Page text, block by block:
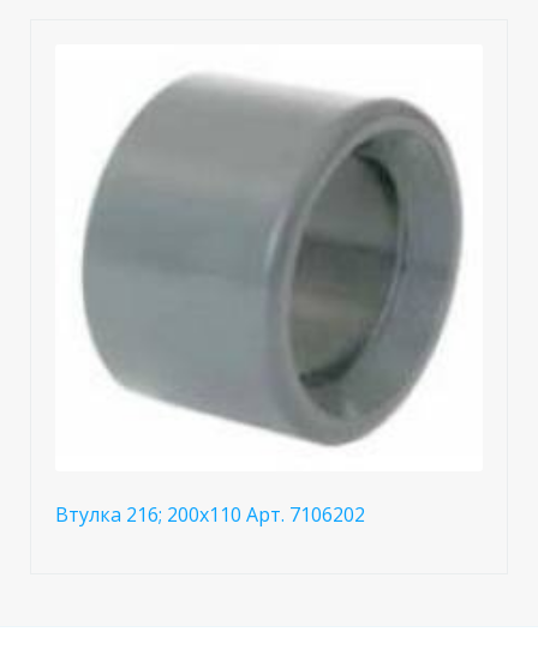
Втулка 216; 200x110 Арт. 7106202